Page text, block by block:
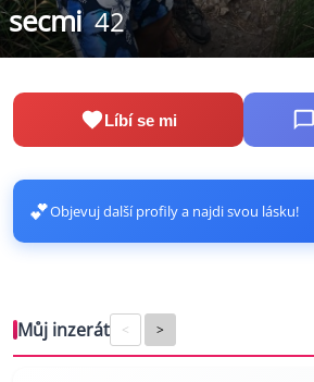
secmi 42
Líbí se mi
💕Objevuj další profily a najdi svou lásku!
Můj inzerát < >